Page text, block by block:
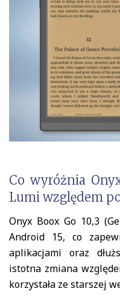
Co wyróżnia
Lumi względem
Onyx Boox Go 10,3
Android 15, co
aplikacjami oraz
istotna zmiana
korzystała ze starszej